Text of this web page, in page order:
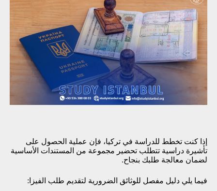
إذا كنت تخطط للدراسة في تركيا، فإن عملية الحصول على
تأشيرة دراسية تتطلب تحضير مجموعة من المستندات الأساسية
لضمان معالجة طلبك بنجاح.
فيما يلي دليل مفصل للوثائق الضرورية لتقديم طلب الفيزا: